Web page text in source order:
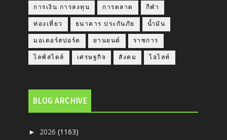
การเงิน การลงทุน การตลาด กีฬา
ท่องเที่ยว ธนาคาร ประกันภัย น้ำมัน
มอเตอร์สปอร์ต ยานยนต์ ราชการ
ไลฟ์สไตล์ เศรษฐกิจ สังคม ไฮไลท์
BLOG ARCHIVE
► 2026(1163)